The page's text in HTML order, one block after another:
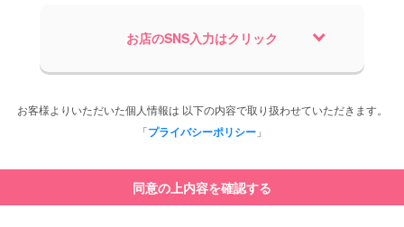
お店のSNS入力はクリック
お客様よりいただいた個人情報は 以下の内容で取り扱わせていただきます。
「プライバシーポリシー 」